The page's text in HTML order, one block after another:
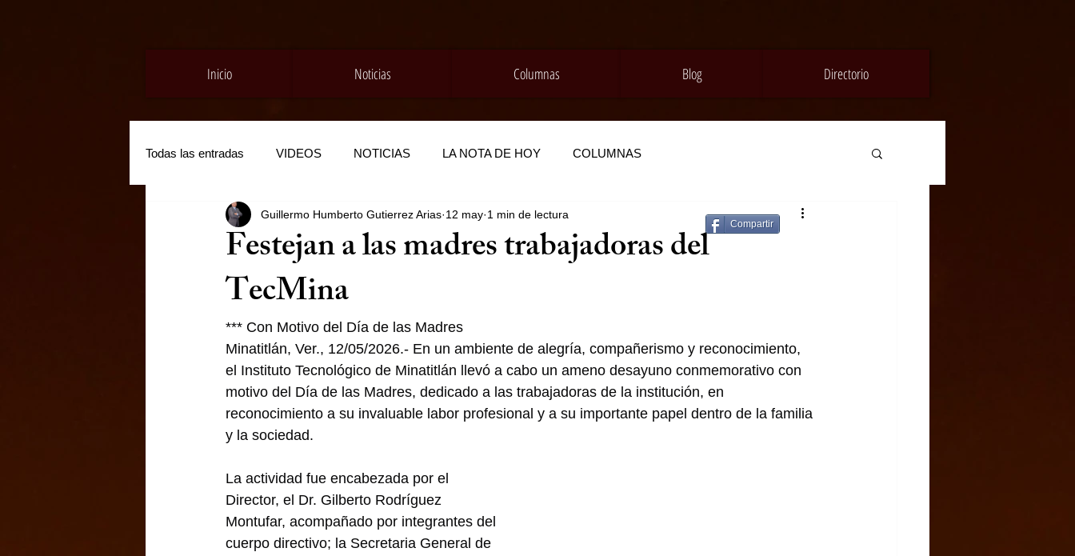
Inicio Noticias Columnas Blog Directorio
Todas las entradas VIDEOS NOTICIAS LA NOTA DE HOY COLUMNAS
Festejan a las madres trabajadoras del
TecMina
Guillermo Humberto Gutierrez Arias 12 may 1 min de lectura
*** Con Motivo del Día de las Madres
Minatitlán, Ver., 12/05/2026.- En un ambiente de alegría, compañerismo y reconocimiento,
el Instituto Tecnológico de Minatitlán llevó a cabo un ameno desayuno conmemorativo con
motivo del Día de las Madres, dedicado a las trabajadoras de la institución, en
reconocimiento a su invaluable labor profesional y a su importante papel dentro de la familia
y la sociedad.
La actividad fue encabezada por el
Director, el Dr. Gilberto Rodríguez
Montufar, acompañado por integrantes del
cuerpo directivo; la Secretaria General de
Compartir